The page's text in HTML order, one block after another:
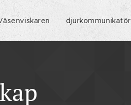
djurkommunikatör